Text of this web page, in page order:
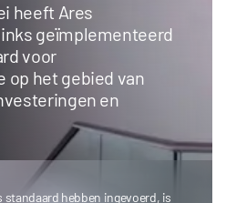
heeft Ares
geïmplementeerd
voor
het gebied van
en